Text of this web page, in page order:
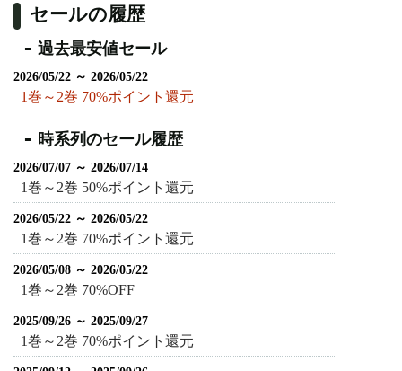
セールの履歴
過去最安値セール
2026/05/22 ～ 2026/05/22
1巻～2巻 70%ポイント還元
時系列のセール履歴
2026/07/07 ～ 2026/07/14
1巻～2巻 50%ポイント還元
2026/05/22 ～ 2026/05/22
1巻～2巻 70%ポイント還元
2026/05/08 ～ 2026/05/22
1巻～2巻 70%OFF
2025/09/26 ～ 2025/09/27
1巻～2巻 70%ポイント還元